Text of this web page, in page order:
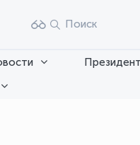
Поиск